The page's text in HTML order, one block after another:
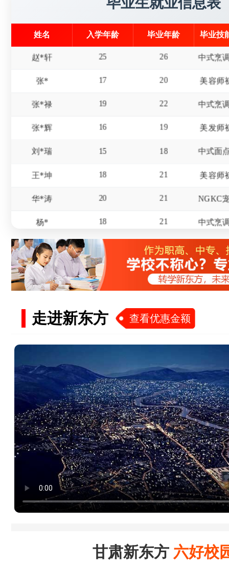
姓名 入学年龄 毕业年龄 毕业技
25
赵*轩 25 26
张* 17 20 美容师
张*禄 19 22
张*辉 16 19 美发师
刘*瑞 15 18
王*坤 18 21 美容师
华*涛 20 21
杨* 18 21
冯* 16 19
赵* 17 20
屈*天 15 18
杜*龙 18 20
陈*财 25
25 26
张* 17 20 美容师
张*禄 19 22
16 19 美发师
刘*瑞 15 18
18 21 美容师
走进新东方 查看优惠金额
甘肃新东方 六好校